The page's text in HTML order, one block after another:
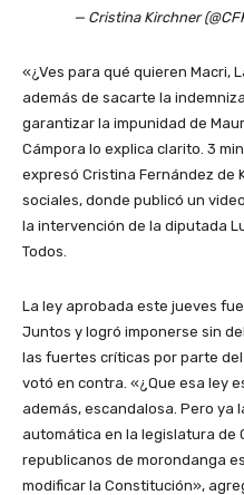
— Cristina Kirchner
«¿Ves para qué quieren Macri,
además de sacarte la
garantizar la impunidad de
Cámpora lo explica clarito. 3
expresó Cristina Fernández de
sociales, donde publicó un
la intervención de la diputada
Todos.
La ley aprobada este jueves
Juntos y logró imponerse sin
las fuertes críticas por parte
votó en contra. «¿Que esa ley
además, escandalosa. Pero ya
automática en la legislatura de
republicanos de morondanga
modificar la Constitución»,